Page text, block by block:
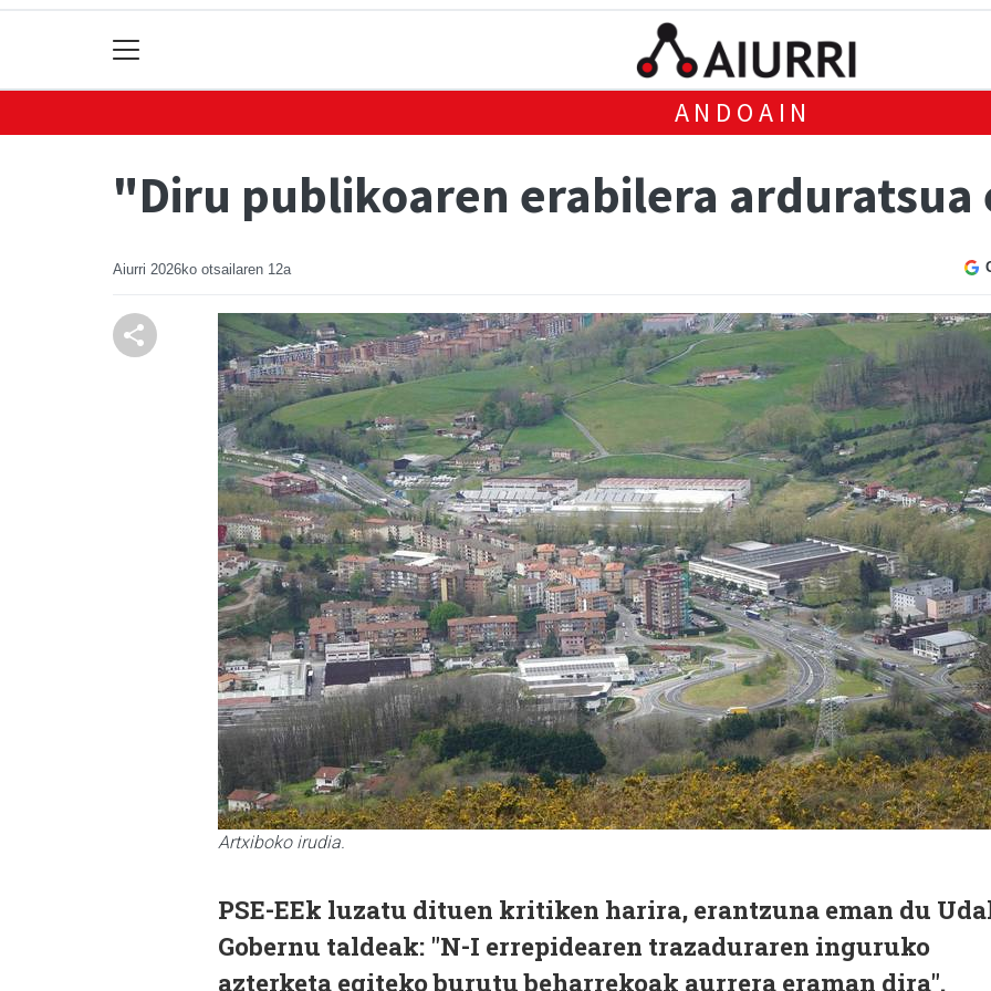
ANDOAIN
"Diru publikoaren erabilera arduratsua
Aiurri 2026ko otsailaren 12a
Artxiboko irudia.
PSE-EEk luzatu dituen kritiken harira, erantzuna eman du
Gobernu taldeak: "N-I errepidearen trazaduraren inguruko
azterketa egiteko burutu beharrekoak aurrera eraman dira".